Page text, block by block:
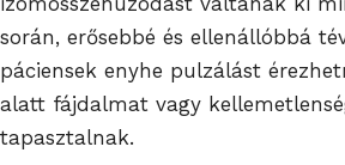
során, erősebbé és ellenállóbbá
páciensek enyhe pulzálást
alatt fájdalmat vagy
tapasztalnak.